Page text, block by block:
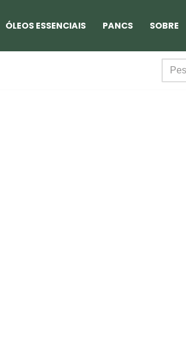
ÓLEOS ESSENCIAIS PANCS SOBRE